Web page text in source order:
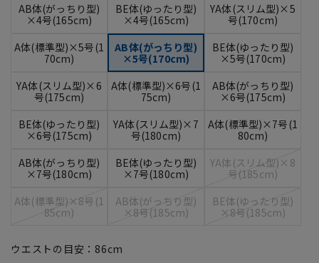
AB体(がっちり型)
×4号(165cm)
BE体(ゆったり型)
×4号(165cm)
YA体(スリム型)×5
号(170cm)
A体(標準型)×5号(1
70cm)
AB体(がっちり型)
×5号(170cm)
BE体(ゆったり型)
×5号(170cm)
YA体(スリム型)×6
号(175cm)
A体(標準型)×6号(1
75cm)
AB体(がっちり型)
×6号(175cm)
BE体(ゆったり型)
×6号(175cm)
YA体(スリム型)×7
号(180cm)
A体(標準型)×7号(1
80cm)
AB体(がっちり型)
×7号(180cm)
BE体(ゆったり型)
×7号(180cm)
YA体(スリム型)×8
号(185cm)
A体(標準型)×8号(1
85cm)
AB体(がっちり型)
×8号(185cm)
BE体(ゆったり型)
×8号(185cm)
ウエストの目安： 86cm